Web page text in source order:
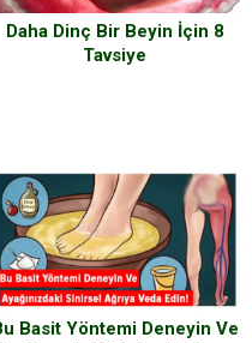
Daha Dinç Bir Beyin İçin 8
Tavsiye
Basit Yöntemi Deneyin Ve